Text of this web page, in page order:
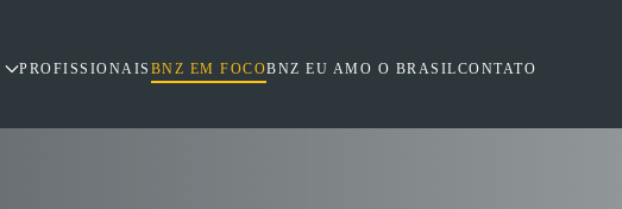
PROFISSIONAIS BNZ EM FOCOBNZ EU AMO O BRASILCONTATO